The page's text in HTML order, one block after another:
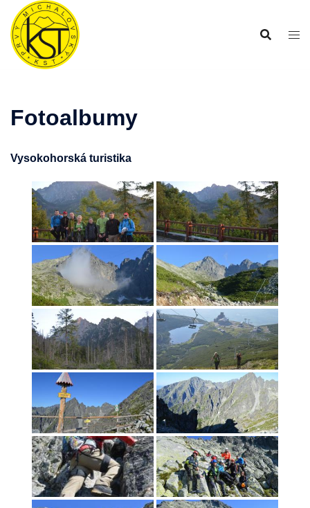
Preskočiť
obsah
Fotoalbumy
Vysokohorská turistika